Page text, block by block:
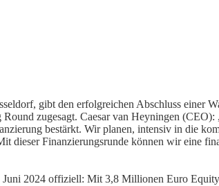
gibt den erfolgreichen Abschluss einer
zugesagt. Caesar van Heyningen
bestärkt. Wir planen, intensiv in die
dieser Finanzierungsrunde können wir eine
2024 offiziell: Mit 3,8 Millionen Euro